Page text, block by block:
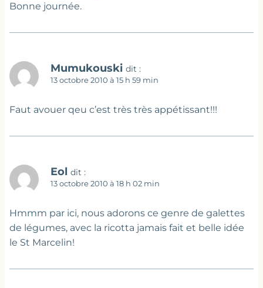
Bonne journée.
Mumukouski dit :
13 octobre 2010 à 15 h 59 min
Faut avouer qeu c’est très très appétissant!!!
Eol dit :
13 octobre 2010 à 18 h 02 min
Hmmm par ici, nous adorons ce genre de galettes
de légumes, avec la ricotta jamais fait et belle idée
le St Marcelin!